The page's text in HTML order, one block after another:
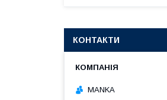
КОНТАКТИ
MANKA